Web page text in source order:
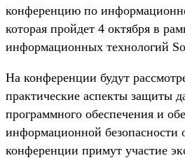
конференцию по
которая пройдет 4 октября в
информационных технологий
На конференции будут
практические аспекты защиты
программного обеспечения и
информационной безопасности
конференции примут участие